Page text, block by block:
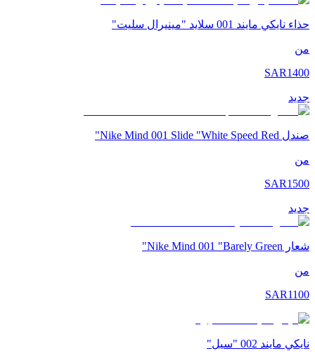
حذاء نايكي مايند 001 سلايد "مينيرال سليت"
من
SAR1400
جديد
صندل Nike Mind 001 Slide "White Speed Red"
من
SAR1500
جديد
شعار Nike Mind 001 "Barely Green"
من
SAR1100
نايكي مايند 002 "سيل"